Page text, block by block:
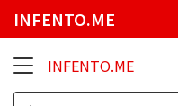
INFENTO.ME
INFENTO.ME